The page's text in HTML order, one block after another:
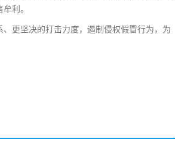
利。
更坚决的打击力度，遏制侵权假冒行为，为